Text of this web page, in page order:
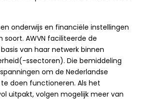
onderwijs en financiële instellingen
soort. AWVN faciliteerde de
van haar netwerk binnen
ssectoren). Die bemiddeling
om de Nederlandse
doen functioneren. Als het
uitpakt, volgen mogelijk meer van